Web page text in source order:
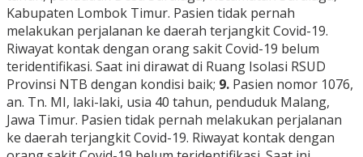
Kabupaten Lombok Timur. Pasien tidak pernah
melakukan perjalanan ke daerah terjangkit Covid-19.
Riwayat kontak dengan orang sakit Covid-19 belum
teridentifikasi. Saat ini dirawat di Ruang Isolasi RSUD
Provinsi NTB dengan kondisi baik; 9. Pasien nomor 1076,
an. Tn. MI, laki-laki, usia 40 tahun, penduduk Malang,
Jawa Timur. Pasien tidak pernah melakukan perjalanan
ke daerah terjangkit Covid-19. Riwayat kontak dengan